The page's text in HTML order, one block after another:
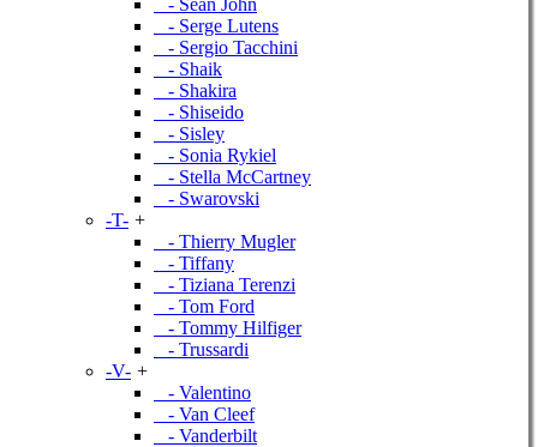
- Sean John
- Serge Lutens
- Sergio Tacchini
- Shaik
- Shakira
- Shiseido
- Sisley
- Sonia Rykiel
- Stella McCartney
- Swarovski
-T- +
- Thierry Mugler
- Tiffany
- Tiziana Terenzi
- Tom Ford
- Tommy Hilfiger
- Trussardi
-V- +
- Valentino
- Van Cleef
- Vanderbilt